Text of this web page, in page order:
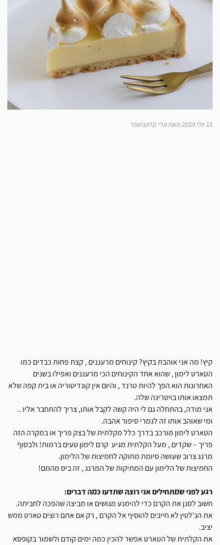
15 יולי 2020 מאת עדי קלינגהופר
קיץ! מה אני אוהבת בקיץ? קינוחים מרעננים , קצת פחות כבדים כמו
הטארט לימון , שהוא אחד הקינוחים הכי מרעננים ואפילו בשנים
האחרונות הוא הפך להיות טרנד , והיום אין קונדיטוריה או בית קפה שלא
תמצאו אותו בויטרינה שלה.
אני מודה, בהתחלה גם לי היה קשה לקבל אותו, צריך להתחבר אליו ..
ומי שאוהב אותו זה לגמרי סיפור אהבה.
הטארט לימון מורכב בדרך כלל מקלתית של בצק פריך או במקרה הזה
פריך – שקדים , מעל הקלתית מגיע קרם לימון טעים ברמות! ולבסוף
מרנג צרוב שעושה סיומת מתוקה לחמיצות של הלימון.
החמיצות של הלימון עם המתיקות של המרנג , זה ביס מהמם!
רגע לפני שמתחילים אני רוצה שתדעו כמה דברים:
חשוב לסנן את הקרם כדי להימנע מגושים או מביצה שהפכה לחביתה.
את הג'לטין לא חייבים להוסיף אל הקרם , רק אם אתם רוצים טארט ממש
יציב.
את הקלתית של הטארט אפשר להכין כמה ימים קודם ולשמור בקופסא